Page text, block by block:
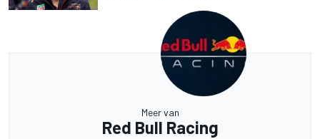
Meer van
Red Bull Racing